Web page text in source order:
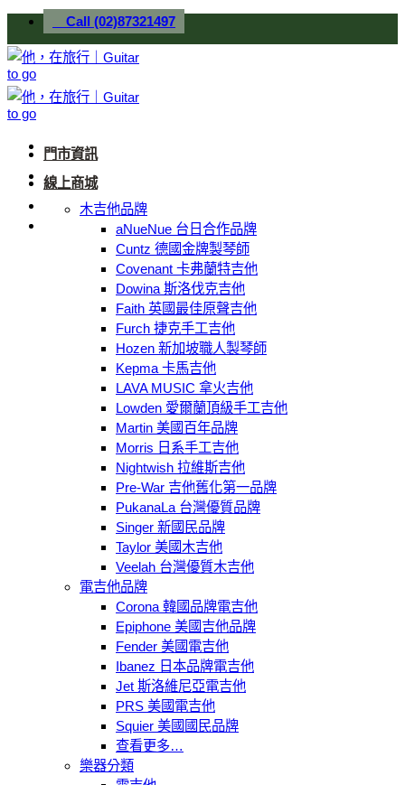
Skip
content
Call (02)87321497
門市資訊
線上商城
木吉他品牌
aNueNue 台日合作品牌
Cuntz 德國金牌製琴師
Covenant 卡弗蘭特吉他
Dowina 斯洛伐克吉他
Faith 英國最佳原聲吉他
Furch 捷克手工吉他
Hozen 新加坡職人製琴師
Kepma 卡馬吉他
LAVA MUSIC 拿火吉他
Lowden 愛爾蘭頂級手工吉他
Martin 美國百年品牌
Morris 日系手工吉他
Nightwish 拉維斯吉他
Pre-War 吉他舊化第一品牌
PukanaLa 台灣優質品牌
Singer 新國民品牌
Taylor 美國木吉他
Veelah 台灣優質木吉他
電吉他品牌
Corona 韓國品牌電吉他
Epiphone 美國吉他品牌
Fender 美國電吉他
Ibanez 日本品牌電吉他
Jet 斯洛維尼亞電吉他
PRS 美國電吉他
Squier 美國國民品牌
查看更多…
樂器分類